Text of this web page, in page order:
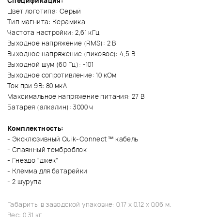
Цвет логотипа: Серый
Тип магнита: Керамика
Частота настройки: 2,61 кГц
Выходное напряжение (RMS): 2 В
Выходное напряжение (пиковое): 4,5 В
Выходной шум (60 Гц): -101
Выходное сопротивление: 10 кОм
Ток при 9В: 80 мкА
Максимальное напряжение питания: 27 В
Батарея (алкалин): 3000 ч
Комплектность:
- Эксклюзивный Quik-Connect™ кабель
- Спаянный темброблок
- Гнездо "джек"
- Клемма для батарейки
- 2 шурупа
Габариты в заводской упаковке: 0.17 x 0.12 x 0.06 м.